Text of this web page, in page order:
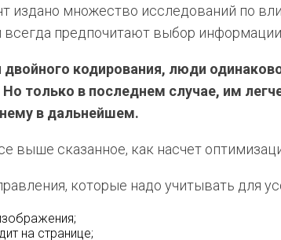
издано множество исследований по
предпочитают выбор информации
двойного кодирования, люди
только в последнем случае, им
в дальнейшем.
выше сказанное, как насчет
которые надо учитывать для
на странице;